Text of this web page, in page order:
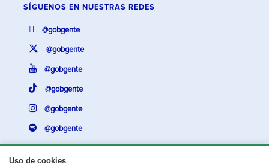
Uso de cookies
SÍGUENOS EN NUESTRAS REDES
@gobgente
@gobgente
@gobgente
@gobgente
@gobgente
@gobgente